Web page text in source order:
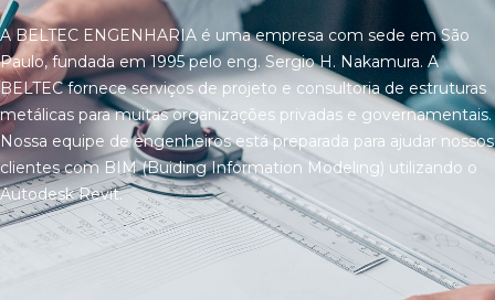
A BELTEC ENGENHARIA é uma empresa com sede em São
Paulo, fundada em 1995 pelo eng. Sergio H. Nakamura. A
BELTEC fornece serviços de projeto e consultoria de estruturas
metálicas para muitas organizações privadas e governamentais.
Nossa equipe de engenheiros está preparada para ajudar nossos
clientes com BIM (Buiding Information Modeling) utilizando o
Autodesk Revit.